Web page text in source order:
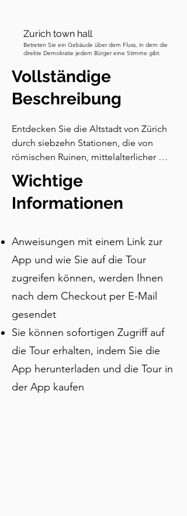
Zurich town hall
Betreten Sie ein Gebäude über dem Fluss, in dem die
direkte Demokratie jedem Bürger eine Stimme gibt.
Vollständige
Beschreibung
Entdecken Sie die Altstadt von Zürich
durch siebzehn Stationen, die von
römischen Ruinen, mittelalterlicher
Chagall-Meisterwerken und
schweizerischer kulinarischer Tradition
reichen.
Wichtige
Informationen
Anweisungen mit einem Link zur
App und wie Sie auf die Tour
zugreifen können, werden Ihnen
nach dem Checkout per E-Mail
gesendet
Sie können sofortigen Zugriff auf
die Tour erhalten, indem Sie die
App herunterladen und die Tour in
der App kaufen